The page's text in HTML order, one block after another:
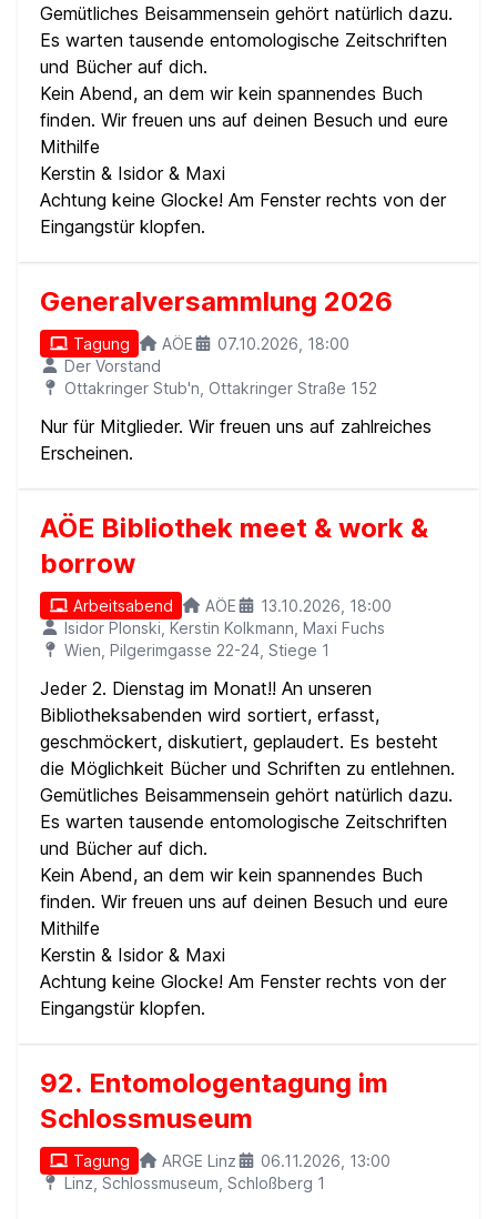
Gemütliches Beisammensein gehört natürlich dazu.
Es warten tausende entomologische Zeitschriften
und Bücher auf dich.
Kein Abend, an dem wir kein spannendes Buch
finden. Wir freuen uns auf deinen Besuch und eure
Mithilfe
Kerstin & Isidor & Maxi
Achtung keine Glocke! Am Fenster rechts von der
Eingangstür klopfen.
Generalversammlung 2026
Tagung AÖE
07.10.2026, 18:00
Der Vorstand
Ottakringer Stub'n, Ottakringer Straße 152
Nur für Mitglieder. Wir freuen uns auf zahlreiches
Erscheinen.
AÖE Bibliothek meet & work &
borrow
Arbeitsabend AÖE
13.10.2026, 18:00
Isidor Plonski, Kerstin Kolkmann, Maxi Fuchs
Wien, Pilgerimgasse 22-24, Stiege 1
Jeder 2. Dienstag im Monat!! An unseren
Bibliotheksabenden wird sortiert, erfasst,
geschmöckert, diskutiert, geplaudert. Es besteht
die Möglichkeit Bücher und Schriften zu entlehnen.
Gemütliches Beisammensein gehört natürlich dazu.
Es warten tausende entomologische Zeitschriften
und Bücher auf dich.
Kein Abend, an dem wir kein spannendes Buch
finden. Wir freuen uns auf deinen Besuch und eure
Mithilfe
Kerstin & Isidor & Maxi
Achtung keine Glocke! Am Fenster rechts von der
Eingangstür klopfen.
92. Entomologentagung im
Schlossmuseum
Tagung ARGE Linz
06.11.2026, 13:00
Linz, Schlossmuseum, Schloßberg 1